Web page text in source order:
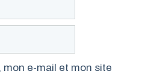
e-mail et mon site